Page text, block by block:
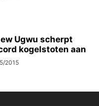
Ugwu scherpt
kogelstoten aan
2015